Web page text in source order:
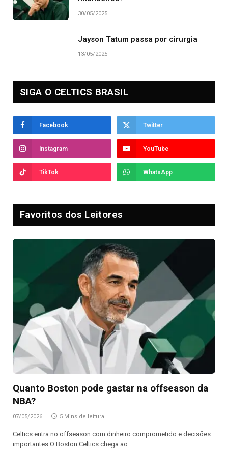
30/05/2025
Jayson Tatum passa por cirurgia
13/05/2025
SIGA O CELTICS BRASIL
Facebook Twitter
Instagram YouTube
TikTok WhatsApp
Favoritos dos Leitores
Quanto Boston pode gastar na offseason da
NBA?
07/05/2026 5 Mins de leitura
Celtics entra no offseason com dinheiro comprometido e decisões
importantes O Boston Celtics chega ao…